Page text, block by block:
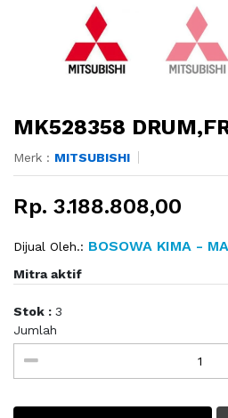
MK528358
Merk : MITSUBISHI
Rp. 3.188.808,00
Dijual Oleh.: BOSOWA KIMA -
Mitra aktif
Stok : 3
Jumlah